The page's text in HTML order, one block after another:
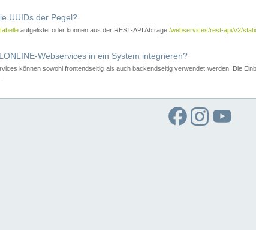
UUIDs der Pegel?
aufgelistet oder können aus der REST-API Abfrage /webservices/rest-api/v2/
Webservices in ein System integrieren?
können sowohl frontendseitig als auch backendseitig verwendet werden. Die